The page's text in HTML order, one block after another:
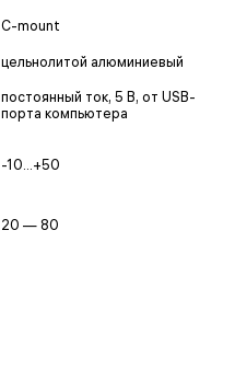
C-mount
цельнолитой алюминиевый
постоянный ток, 5 В, от USB-
порта компьютера
-10...+50
20 — 80